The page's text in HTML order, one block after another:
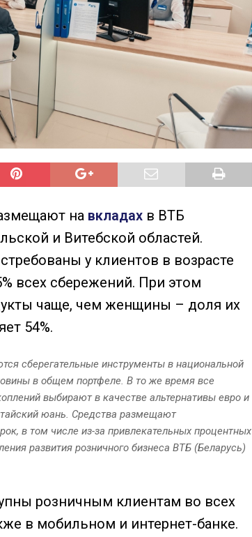
на вкладах в ВТБ
и Витебской областей.
у клиентов в возрасте
всех сбережений. При этом
чаще, чем женщины – доля их
54%.
сберегательные инструменты в национальной
в общем портфеле. В то же время все
выбирают в качестве альтернативы евро и
юань. Средства размещают
в том числе из-за привлекательных процентных
развития розничного бизнеса ВТБ (Беларусь)
розничным клиентам во всех
в мобильном и интернет-банке.